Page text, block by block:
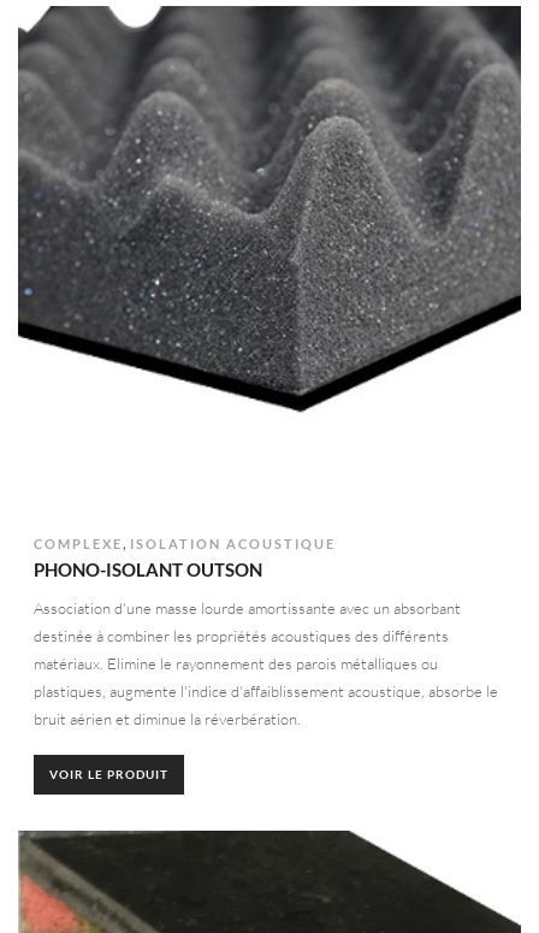
COMPLEXE, ISOLATION ACOUSTIQUE
PHONO-ISOLANT OUTSON
Association d'une masse lourde amortissante avec un absorbant
destinée à combiner les propriétés acoustiques des différents
matériaux. Elimine le rayonnement des parois métalliques ou
plastiques, augmente l'indice d'affaiblissement acoustique, absorbe le
bruit aérien et diminue la réverbération.
VOIR LE PRODUIT